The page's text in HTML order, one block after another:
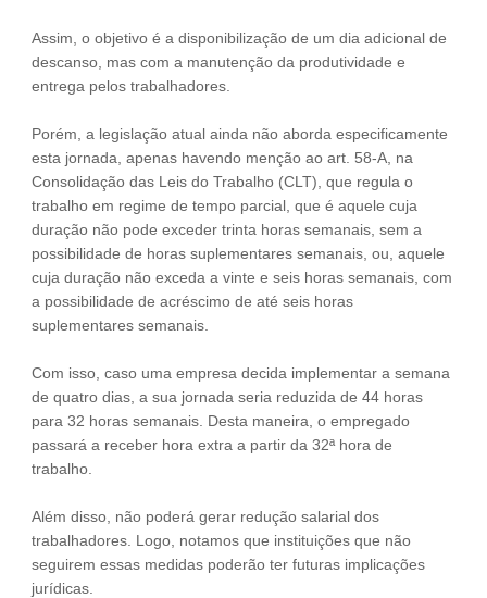
Assim, o objetivo é a disponibilização de um dia adicional de
descanso, mas com a manutenção da produtividade e
entrega pelos trabalhadores.
Porém, a legislação atual ainda não aborda especificamente
esta jornada, apenas havendo menção ao art. 58-A, na
Consolidação das Leis do Trabalho (CLT), que regula o
trabalho em regime de tempo parcial, que é aquele cuja
duração não pode exceder trinta horas semanais, sem a
possibilidade de horas suplementares semanais, ou, aquele
cuja duração não exceda a vinte e seis horas semanais, com
a possibilidade de acréscimo de até seis horas
suplementares semanais.
Com isso, caso uma empresa decida implementar a semana
de quatro dias, a sua jornada seria reduzida de 44 horas
para 32 horas semanais. Desta maneira, o empregado
passará a receber hora extra a partir da 32ª hora de
trabalho.
Além disso, não poderá gerar redução salarial dos
trabalhadores. Logo, notamos que instituições que não
seguirem essas medidas poderão ter futuras implicações
jurídicas.